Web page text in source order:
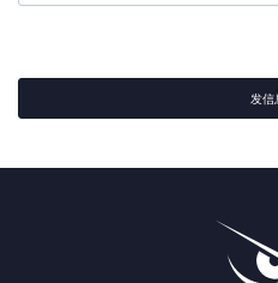
发信